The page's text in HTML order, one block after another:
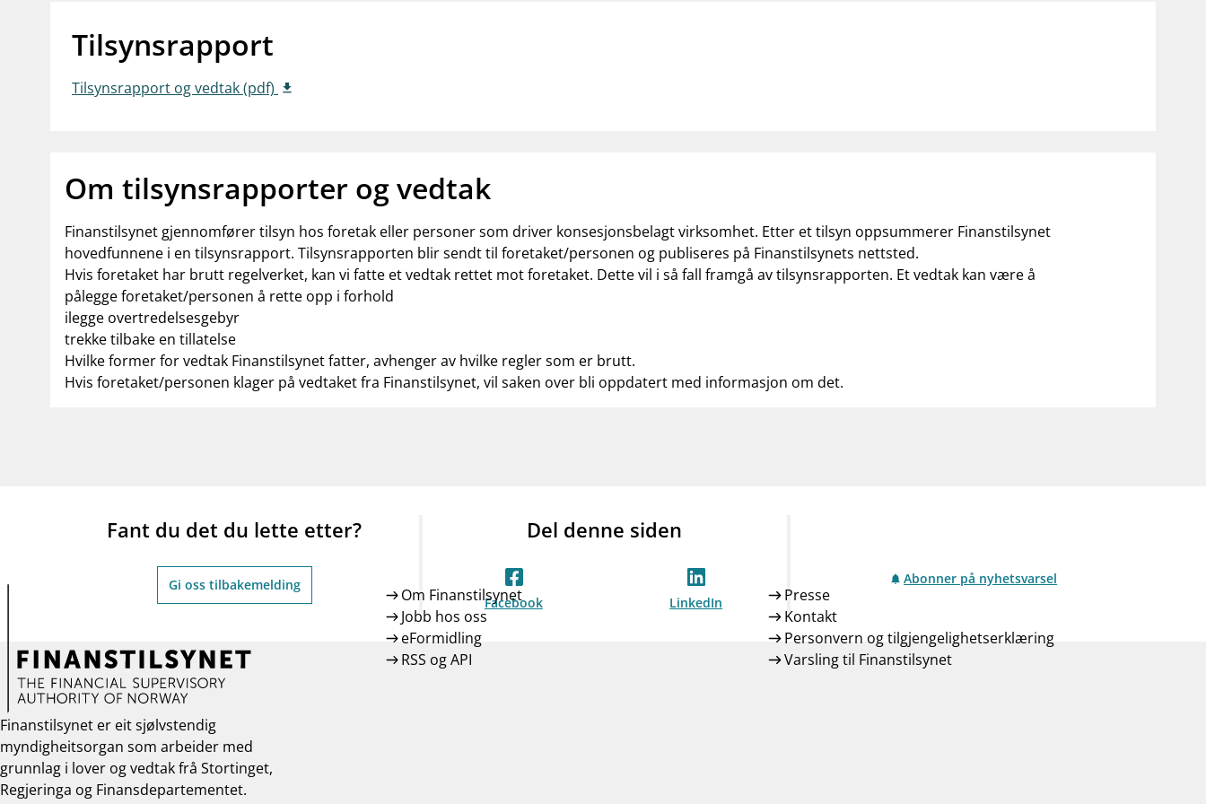
Tilsynsrapport
Tilsynsrapport og vedtak (pdf)
Om tilsynsrapporter og vedtak
Finanstilsynet gjennomfører tilsyn hos foretak eller personer som driver konsesjonsbelagt virksomhet. Etter et tilsyn oppsummerer Finanstilsynet
hovedfunnene i en tilsynsrapport. Tilsynsrapporten blir sendt til foretaket/personen og publiseres på Finanstilsynets nettsted.
Hvis foretaket har brutt regelverket, kan vi fatte et vedtak rettet mot foretaket. Dette vil i så fall framgå av tilsynsrapporten. Et vedtak kan være å
pålegge foretaket/personen å rette opp i forhold
ilegge overtredelsesgebyr
trekke tilbake en tillatelse
Hvilke former for vedtak Finanstilsynet fatter, avhenger av hvilke regler som er brutt.
Hvis foretaket/personen klager på vedtaket fra Finanstilsynet, vil saken over bli oppdatert med informasjon om det.
Fant du det du lette etter?
Gi oss tilbakemelding
Del denne siden
Facebook LinkedIn
Abonner på nyhetsvarsel
Finanstilsynet er eit sjølvstendig
myndigheitsorgan som arbeider med
grunnlag i lover og vedtak frå Stortinget,
Regjeringa og Finansdepartementet.
Om Finanstilsynet
Presse
Jobb hos oss
Kontakt
eFormidling
Personvern og tilgjengelighetserklæring
RSS og API
Varsling til Finanstilsynet